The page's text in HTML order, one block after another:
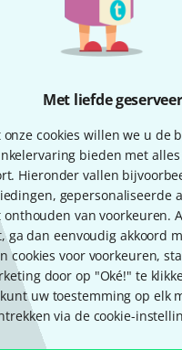
Met liefde
onze cookies willen we u de
bieden met
Hieronder vallen
gepersonaliseerde
onthouden van voorkeuren.
ga dan eenvoudig akkoord
cookies voor voorkeuren,
door op "Oké!" te
uw toestemming op elk
via de cookie-
Direct leverbaar
145
Zildjian Touring Backpack
Direct leverbaar
€ 219
ZildjianTouring Stick Bag
1
Direct leverbaar
€ 145
Zildjian 24" Gigging Cymbal
Direct leverbaar
115